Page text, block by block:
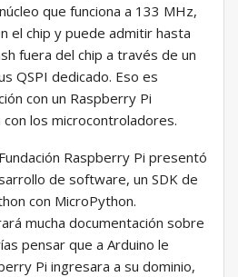
que funciona a 133 MHz,
el chip y puede admitir hasta
fuera del chip a través de un
QSPI dedicado. Eso es
con un Raspberry Pi
los microcontroladores.
Raspberry Pi presentó
de software, un SDK de
con MicroPython.
mucha documentación sobre
pensar que a Arduino le
Pi ingresara a su dominio,